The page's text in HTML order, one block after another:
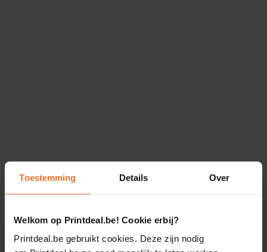
Toestemming Details Over
Welkom op Printdeal.be! Cookie erbij?
Printdeal.be gebruikt cookies. Deze zijn nodig